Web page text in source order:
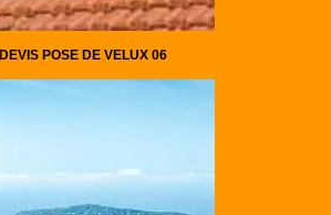
DEVIS POSE DE VELUX 06